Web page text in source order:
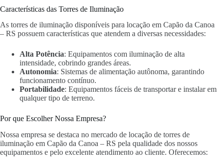
Características das Torres de Iluminação
As torres de iluminação disponíveis para locação em Capão da Canoa
– RS possuem características que atendem a diversas necessidades:
Alta Potência: Equipamentos com iluminação de alta
intensidade, cobrindo grandes áreas.
Autonomia: Sistemas de alimentação autônoma, garantindo
funcionamento contínuo.
Portabilidade: Equipamentos fáceis de transportar e instalar em
qualquer tipo de terreno.
Por que Escolher Nossa Empresa?
Nossa empresa se destaca no mercado de locação de torres de
iluminação em Capão da Canoa – RS pela qualidade dos nossos
equipamentos e pelo excelente atendimento ao cliente. Oferecemos: